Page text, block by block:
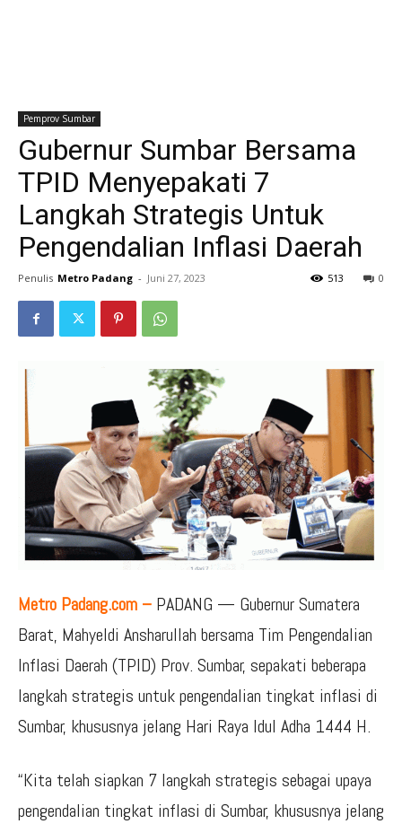
Pemprov Sumbar
Gubernur Sumbar Bersama
TPID Menyepakati 7
Langkah Strategis Untuk
Pengendalian Inflasi Daerah
Penulis Metro Padang - Juni 27, 2023 0
513
Metro Padang.com – PADANG — Gubernur Sumatera
Barat, Mahyeldi Ansharullah bersama Tim Pengendalian
Inflasi Daerah (TPID) Prov. Sumbar, sepakati beberapa
langkah strategis untuk pengendalian tingkat inflasi di
Sumbar, khususnya jelang Hari Raya Idul Adha 1444 H.
“Kita telah siapkan 7 langkah strategis sebagai upaya
pengendalian tingkat inflasi di Sumbar, khususnya jelang